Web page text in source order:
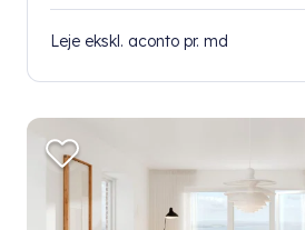
Leje ekskl. aconto pr. md